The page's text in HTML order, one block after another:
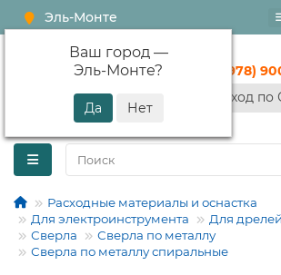
Эль-Монте
Ваш город —
Эль-Монте?
+7 (978)
Вход
Расходные материалы и оснастка
Для электроинструмента
Для
Сверла
Сверла по металлу
Сверла по металлу спиральные